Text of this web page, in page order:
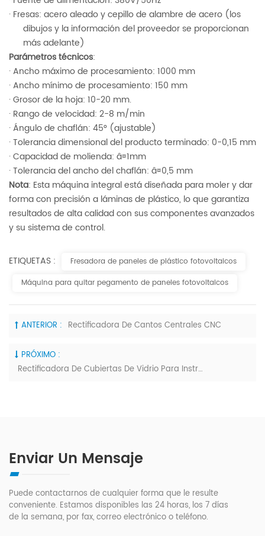
· Fresas: acero aleado y cepillo de alambre de acero (los
dibujos y la información del proveedor se proporcionan
más adelante)
Parámetros técnicos:
· Ancho máximo de procesamiento: 1000 mm
· Ancho mínimo de procesamiento: 150 mm
· Grosor de la hoja: 10-20 mm.
· Rango de velocidad: 2-8 m/min
· Ángulo de chaflán: 45° (ajustable)
· Tolerancia dimensional del producto terminado: 0-0,15 mm
· Capacidad de molienda: â¤1mm
· Tolerancia del ancho del chaflán: â¤0,5 mm
Nota: Esta máquina integral está diseñada para moler y dar
forma con precisión a láminas de plástico, lo que garantiza
resultados de alta calidad con sus componentes avanzados
y su sistema de control.
ETIQUETAS :
Fresadora de paneles de plástico fotovoltaicos
Máquina para quitar pegamento de paneles fotovoltaicos
ANTERIOR : Rectificadora De Cantos Centrales CNC
PRÓXIMO :
Rectificadora De Cubiertas De Vidrio Para Instrumentos
Enviar Un Mensaje
Puede contactarnos de cualquier forma que le resulte
conveniente. Estamos disponibles las 24 horas, los 7 días
de la semana, por fax, correo electrónico o teléfono.